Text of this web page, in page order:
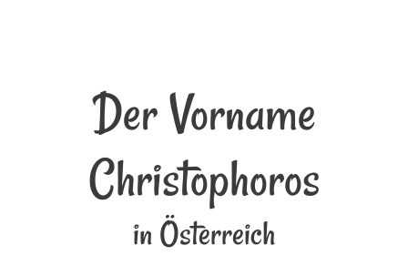
Der Vorname
Christophoros
in Österreich